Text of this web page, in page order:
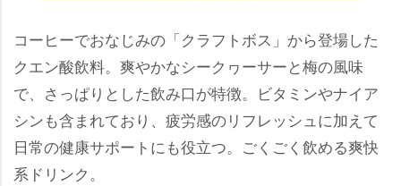
コーヒーでおなじみの「クラフトボス」から登場した
クエン酸飲料。爽やかなシークヮーサーと梅の風味
で、さっぱりとした飲み口が特徴。ビタミンやナイア
シンも含まれており、疲労感のリフレッシュに加えて
日常の健康サポートにも役立つ。ごくごく飲める爽快
系ドリンク。